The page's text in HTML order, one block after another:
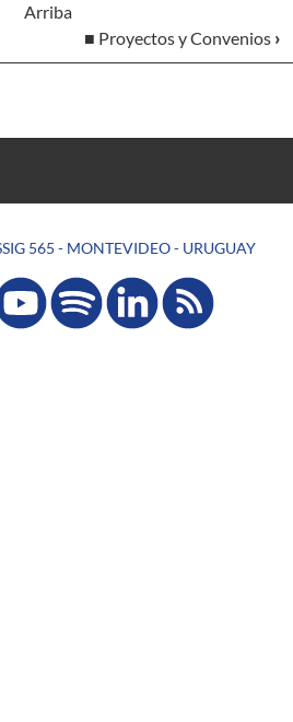
Arriba
■ Proyectos y Convenios ›
565 - MONTEVIDEO - URUGUAY